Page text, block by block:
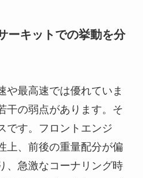
ーキットでの挙動を分
や最高速では優れていま
干の弱点があります。そ
です。フロントエンジ
上、前後の重量配分が偏
、急激なコーナリング時